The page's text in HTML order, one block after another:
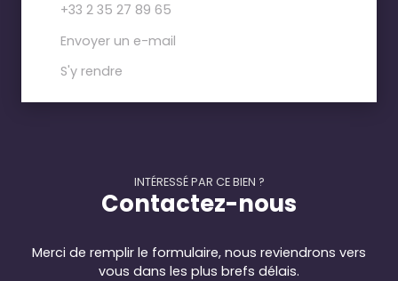
+33 2 35 27 89 65
Envoyer un e-mail
S'y rendre
INTÉRESSÉ PAR CE BIEN ?
Contactez-nous
Merci de remplir le formulaire, nous reviendrons vers
vous dans les plus brefs délais.